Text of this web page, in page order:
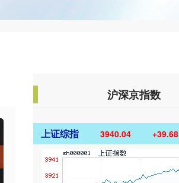
沪深京指数
上证综指 3940.04 +39.68